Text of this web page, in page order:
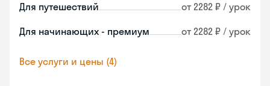
Для путешествий от 2282 ₽ / урок
Для начинающих - премиум от 2282 ₽ / урок
Все услуги и цены (4)